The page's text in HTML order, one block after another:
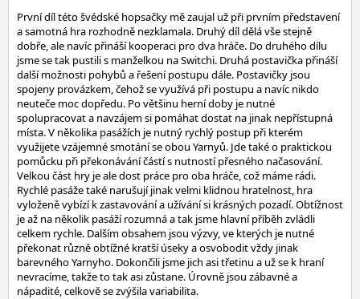
První díl této švédské hopsačky mě zaujal už při prvním představení
a samotná hra rozhodně nezklamala. Druhý díl dělá vše stejně
dobře, ale navíc přináší kooperaci pro dva hráče. Do druhého dílu
jsme se tak pustili s manželkou na Switchi. Druhá postavička přináší
další možnosti pohybů a řešení postupu dále. Postavičky jsou
spojeny provázkem, čehož se využívá při postupu a navíc nikdo
neuteče moc dopředu. Po většinu herní doby je nutné
spolupracovat a navzájem si pomáhat dostat na jinak nepřístupná
místa. V několika pasážích je nutný rychlý postup při kterém
využijete vzájemné smotání se obou Yarnyů. Jde také o praktickou
pomůcku při překonávání částí s nutností přesného načasování.
Velkou část hry je ale dost práce pro oba hráče, což máme rádi.
Rychlé pasáže také narušují jinak velmi klidnou hratelnost, hra
vyloženě vybízí k zastavování a užívání si krásných pozadí. Obtížnost
je až na několik pasáží rozumná a tak jsme hlavní příběh zvládli
celkem rychle. Dalším obsahem jsou výzvy, ve kterých je nutné
překonat různě obtížné kratší úseky a osvobodit vždy jinak
barevného Yarnyho. Dokončili jsme jich asi třetinu a už se k hraní
nevracíme, takže to tak asi zůstane. Úrovně jsou zábavné a
nápadité, celkově se zvýšila variabilita.